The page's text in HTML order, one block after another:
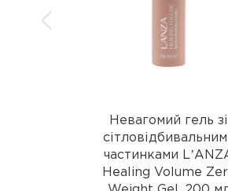
Невагомий гель зі
частинками
Healing Volume